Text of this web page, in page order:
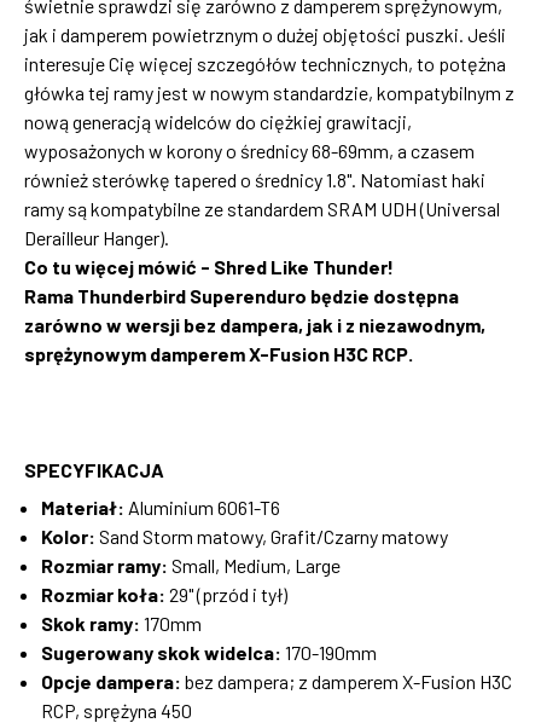
świetnie sprawdzi się zarówno z damperem sprężynowym,
jak i damperem powietrznym o dużej objętości puszki. Jeśli
interesuje Cię więcej szczegółów technicznych, to potężna
główka tej ramy jest w nowym standardzie, kompatybilnym z
nową generacją widelców do ciężkiej grawitacji,
wyposażonych w korony o średnicy 68-69mm, a czasem
również sterówkę tapered o średnicy 1.8". Natomiast haki
ramy są kompatybilne ze standardem SRAM UDH (Universal
Derailleur Hanger).
Co tu więcej mówić - Shred Like Thunder!
Rama Thunderbird Superenduro będzie dostępna
zarówno w wersji bez dampera, jak i z niezawodnym,
sprężynowym damperem X-Fusion H3C RCP.
SPECYFIKACJA
Materiał: Aluminium 6061-T6
Kolor: Sand Storm matowy, Grafit/Czarny matowy
Rozmiar ramy: Small, Medium, Large
Rozmiar koła: 29" (przód i tył)
Skok ramy: 170mm
Sugerowany skok widelca: 170-190mm
Opcje dampera: bez dampera; z damperem X-Fusion H3C
RCP, sprężyna 450